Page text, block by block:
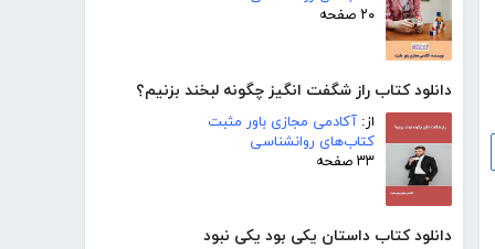
۲۰ صفحه
دانلود کتاب راز شگفت انگیز چگونه لبخند بزنیم؟
از: آکادمی مجازی باور مثبت
کتاب‌های روانشناسی
۳۳ صفحه
دانلود کتاب داستان یکی بود یکی نبود